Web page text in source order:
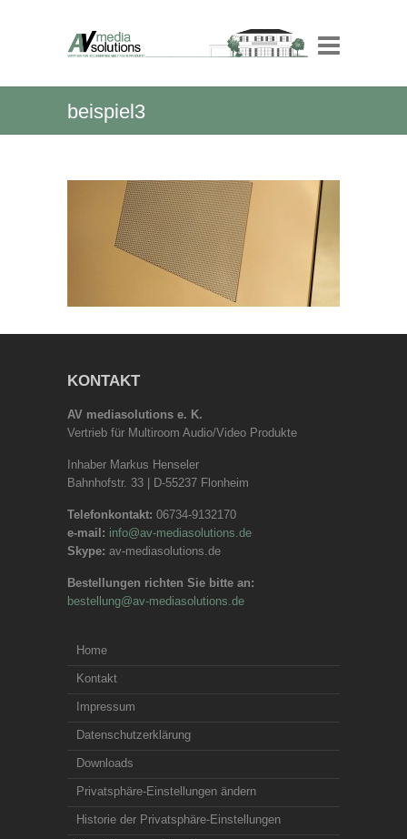
beispiel3
KONTAKT
AV mediasolutions e. K.
Vertrieb für Multiroom Audio/Video Produkte
Inhaber Markus Henseler
Bahnhofstr. 33 | D-55237 Flonheim
Telefonkontakt: 06734-9132170
e-mail: info@av-mediasolutions.de
Skype: av-mediasolutions.de
Bestellungen richten Sie bitte an:
bestellung@av-mediasolutions.de
Home
Kontakt
Impressum
Datenschutzerklärung
Downloads
Privatsphäre-Einstellungen ändern
Historie der Privatsphäre-Einstellungen